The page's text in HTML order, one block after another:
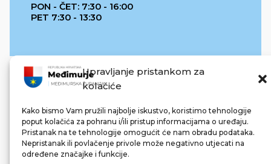
Upravljanje pristankom za
kolačiće
Kako bismo Vam pružili najbolje iskustvo, koristimo tehnologije
poput kolačića za pohranu i/ili pristup informacijama o uređaju.
Pristanak na te tehnologije omogućit će nam obradu podataka.
Nepristanak ili povlačenje privole može negativno utjecati na
određene značajke i funkcije.
PON - ČET: 7:30 - 16:00
PET 7:30 - 13:30
REPUBLIKA HRVATSKA